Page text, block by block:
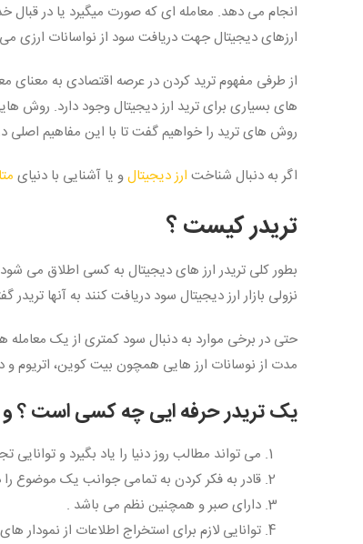
انجام می دهد. معامله ای که صورت میگیرد یا در قبال
ارزهای دیجیتال جهت دریافت سود از نواسانات ارزی
از طرفی مفهوم ترید کردن در عرصه اقتصادی به معنای
های بسیاری برای ترید ارز دیجیتال وجود دارد. روش
روش های ترید را خواهیم گفت تا با این مفاهیم اصلی
اگر به دنبال شناخت ارز دیجیتالو یا آشنایی با دنیای
تریدر کیست ؟
بطور کلی تریدر ارز های دیجیتال به کسی اطلاق می
نزولی بازار ارز دیجیتال سود دریافت کنند به آنها
حتی در برخی موارد به دنبال سود کمتری از یک
مدت از نوسانات ارز هایی همچون بیت کوین، اتریوم
یک تریدر حرفه ایی چه کسی است ؟ و
می تواند مطالب روز دنیا را یاد بگیرد و توانایی
قادر به فکر کردن به تمامی جوانب یک موضوع را
دارای صبر و همچنین نظم می باشد .
توانایی لازم برای استخراج اطلاعات از نمودار